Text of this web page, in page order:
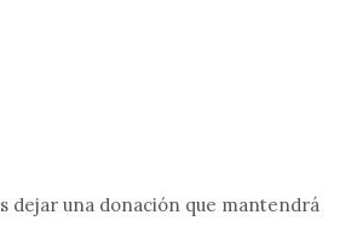
dejar una donación que mantendrá